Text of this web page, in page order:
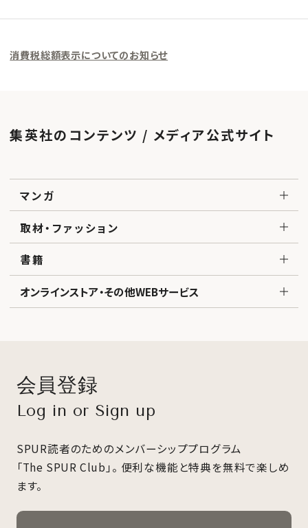
消費税総額表示についてのお知らせ
集英社のコンテンツ / メディア公式サイト
マンガ
取材・ファッション
書籍
オンラインストア・その他WEBサービス
会員登録
Log in or Sign up
SPUR読者のためのメンバーシッププログラム
「The SPUR Club」。 便利な機能と特典を無料で楽しめ
ます。